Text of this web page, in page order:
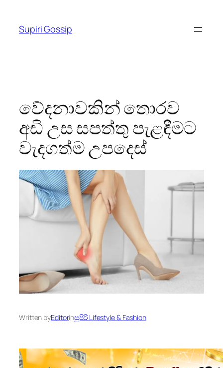
content
Supiri Gossip
වේදනාවකින් තොරව
අඩි උස සපත්තු පැළඳීමට
වැදගත්ම උපදෙස්
Written byEditorinසුපිරි Lifestyle & Fashion